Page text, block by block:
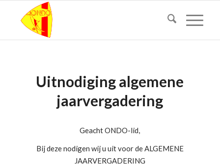
Uitnodiging algemene
jaarvergadering
Geacht ONDO-lid,
Bij deze nodigen wij u uit voor de ALGEMENE
JAARVERGADERING